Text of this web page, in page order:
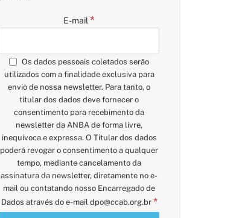
E-mail *
Os dados pessoais coletados serão
utilizados com a finalidade exclusiva para
envio de nossa newsletter. Para tanto, o
titular dos dados deve fornecer o
consentimento para recebimento da
newsletter da ANBA de forma livre,
inequívoca e expressa. O Titular dos dados
poderá revogar o consentimento a qualquer
tempo, mediante cancelamento da
assinatura da newsletter, diretamente no e-
mail ou contatando nosso Encarregado de
Dados através do e-mail dpo@ccab.org.br *